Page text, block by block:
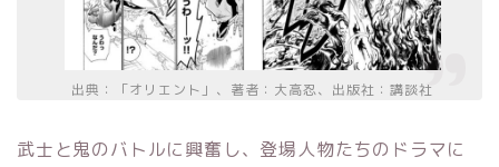
出典：「オリエント」、著者：大高忍、出版社：講談社
武士と鬼のバトルに興奮し、登場人物たちのドラマに